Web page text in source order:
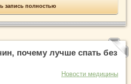
запись полностью
почему лучше спать без
Новости медицины